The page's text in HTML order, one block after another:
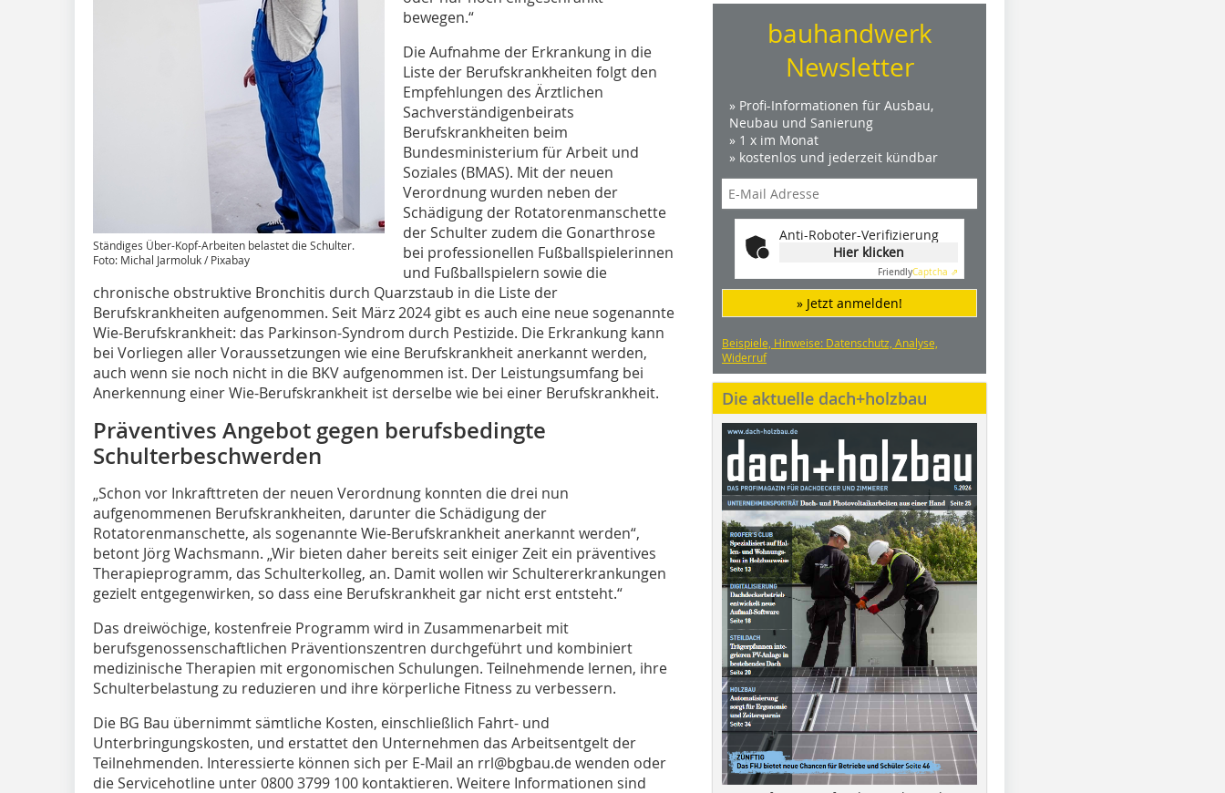
Ständiges Über-Kopf-Arbeiten belastet die Schulter.
Foto: Michal Jarmoluk / Pixabay
bewegen.“
Die Aufnahme der Erkrankung in die
Liste der Berufskrankheiten folgt den
Empfehlungen des Ärztlichen
Sachverständigenbeirats
Berufskrankheiten beim
Bundesministerium für Arbeit und
Soziales (BMAS). Mit der neuen
Verordnung wurden neben der
Schädigung der Rotatorenmanschette
der Schulter zudem die Gonarthrose
bei professionellen Fußballspielerinnen
und Fußballspielern sowie die
chronische obstruktive Bronchitis durch Quarzstaub in die Liste der
Berufskrankheiten aufgenommen. Seit März 2024 gibt es auch eine neue sogenannte
Wie-Berufskrankheit: das Parkinson-Syndrom durch Pestizide. Die Erkrankung kann
bei Vorliegen aller Voraussetzungen wie eine Berufskrankheit anerkannt werden,
auch wenn sie noch nicht in die BKV aufgenommen ist. Der Leistungsumfang bei
Anerkennung einer Wie-Berufskrankheit ist derselbe wie bei einer Berufskrankheit.
Präventives Angebot gegen berufsbedingte
Schulterbeschwerden
„Schon vor Inkrafttreten der neuen Verordnung konnten die drei nun
aufgenommenen Berufskrankheiten, darunter die Schädigung der
Rotatorenmanschette, als sogenannte Wie-Berufskrankheit anerkannt werden“,
betont Jörg Wachsmann. „Wir bieten daher bereits seit einiger Zeit ein präventives
Therapieprogramm, das Schulterkolleg, an. Damit wollen wir Schultererkrankungen
gezielt entgegenwirken, so dass eine Berufskrankheit gar nicht erst entsteht.“
Das dreiwöchige, kostenfreie Programm wird in Zusammenarbeit mit
berufsgenossenschaftlichen Präventionszentren durchgeführt und kombiniert
medizinische Therapien mit ergonomischen Schulungen. Teilnehmende lernen, ihre
Schulterbelastung zu reduzieren und ihre körperliche Fitness zu verbessern.
Die BG Bau übernimmt sämtliche Kosten, einschließlich Fahrt- und
Unterbringungskosten, und erstattet den Unternehmen das Arbeitsentgelt der
Teilnehmenden. Interessierte können sich per E-Mail an rrl@bgbau.de wenden oder
die Servicehotline unter 0800 3799 100 kontaktieren. Weitere Informationen sind
bauhandwerk
Newsletter
» Profi-Informationen für Ausbau,
Neubau und Sanierung
» 1 x im Monat
» kostenlos und jederzeit kündbar
Anti-Roboter-Verifizierung
Hier klicken
FriendlyCaptcha ⇗
» Jetzt anmelden!
Beispiele, Hinweise: Datenschutz, Analyse,
Widerruf
Die aktuelle dach+holzbau